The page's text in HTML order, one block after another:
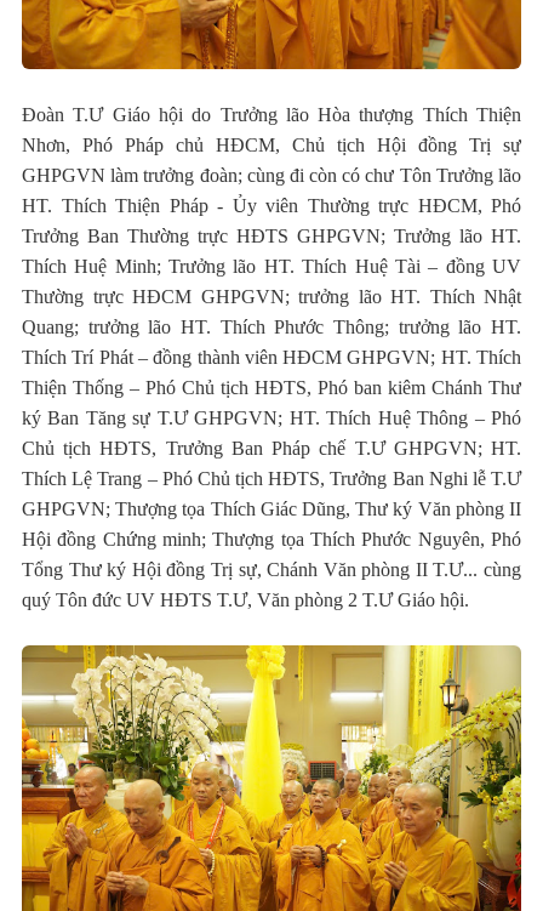
Đoàn T.Ư Giáo hội do Trưởng lão Hòa thượng Thích Thiện
Nhơn, Phó Pháp chủ HĐCM, Chủ tịch Hội đồng Trị sự
GHPGVN làm trưởng đoàn; cùng đi còn có chư Tôn Trưởng lão
HT. Thích Thiện Pháp - Ủy viên Thường trực HĐCM, Phó
Trưởng Ban Thường trực HĐTS GHPGVN; Trưởng lão HT.
Thích Huệ Minh; Trưởng lão HT. Thích Huệ Tài – đồng UV
Thường trực HĐCM GHPGVN; trưởng lão HT. Thích Nhật
Quang; trưởng lão HT. Thích Phước Thông; trưởng lão HT.
Thích Trí Phát – đồng thành viên HĐCM GHPGVN; HT. Thích
Thiện Thống – Phó Chủ tịch HĐTS, Phó ban kiêm Chánh Thư
ký Ban Tăng sự T.Ư GHPGVN; HT. Thích Huệ Thông – Phó
Chủ tịch HĐTS, Trưởng Ban Pháp chế T.Ư GHPGVN; HT.
Thích Lệ Trang – Phó Chủ tịch HĐTS, Trưởng Ban Nghi lễ T.Ư
GHPGVN; Thượng tọa Thích Giác Dũng, Thư ký Văn phòng II
Hội đồng Chứng minh; Thượng tọa Thích Phước Nguyên, Phó
Tổng Thư ký Hội đồng Trị sự, Chánh Văn phòng II T.Ư... cùng
quý Tôn đức UV HĐTS T.Ư, Văn phòng 2 T.Ư Giáo hội.